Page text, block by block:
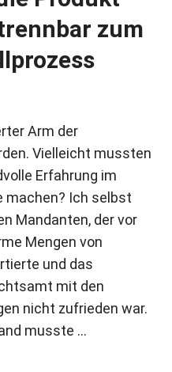
zum
Arm der
Vielleicht mussten
Erfahrung im
machen? Ich selbst
Mandanten, der vor
Mengen von
und das
mit den
nicht zufrieden war.
musste …